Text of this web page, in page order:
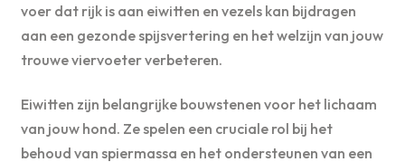
voer dat rijk is aan eiwitten en vezels kan bijdragen
aan een gezonde spijsvertering en het welzijn van jouw
trouwe viervoeter verbeteren.
Eiwitten zijn belangrijke bouwstenen voor het lichaam
van jouw hond. Ze spelen een cruciale rol bij het
behoud van spiermassa en het ondersteunen van een